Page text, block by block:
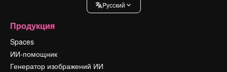
Pусский
Продукция
Spaces
ИИ-помощник
Генератор изображений ИИ